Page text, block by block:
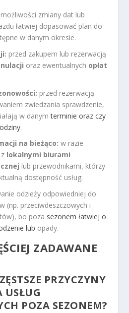
zmiany dat lub
łatwiej dopasować plan do
w danym okresie.
przed zakupem lub rezerwacją
oraz ewentualnych opłat
przed rezerwacją
zwiedzania sprawdzenie,
w danymterminie oraz czy
.
na bieżąco: w razie
lokalnymi biurami
lub przewodnikami, którzy
dostępność usług.
odzieży odpowiedniej do
(np. przeciwdeszczowych i
bo poza sezonem łatwiej o
lub opady.
ZADAWANE
PRZYCZYNY
POZA SEZONEM?